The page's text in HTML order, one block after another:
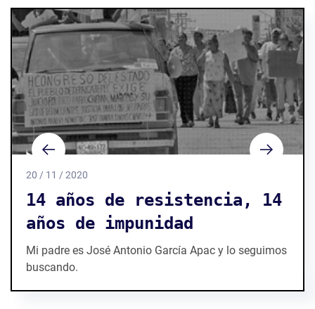
20 / 11 / 2020
14 años de resistencia, 14
años de impunidad
Mi padre es José Antonio García Apac y lo seguimos
buscando.